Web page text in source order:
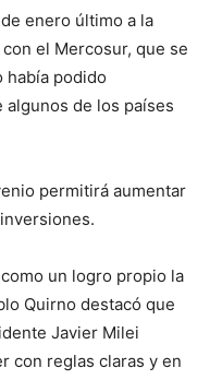
enero último a la
el Mercosur, que se
había podido
de los países
permitirá aumentar
un logro propio la
Quirno destacó que
Javier Milei
con reglas claras y en